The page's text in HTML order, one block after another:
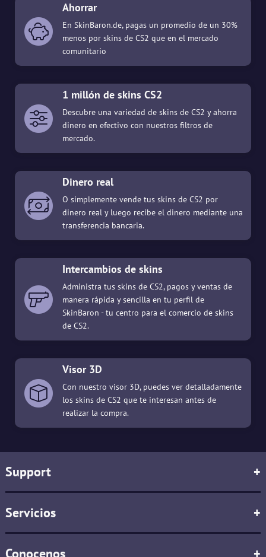
Ahorrar
En SkinBaron.de, pagas un promedio de un 30%
menos por skins de CS2 que en el mercado
comunitario
1 millón de skins CS2
Descubre una variedad de skins de CS2 y ahorra
dinero en efectivo con nuestros filtros de
mercado.
Dinero real
O simplemente vende tus skins de CS2 por
dinero real y luego recibe el dinero mediante una
transferencia bancaria.
Intercambios de skins
Administra tus skins de CS2, pagos y ventas de
manera rápida y sencilla en tu perfil de
SkinBaron - tu centro para el comercio de skins
de CS2.
Visor 3D
Con nuestro visor 3D, puedes ver detalladamente
los skins de CS2 que te interesan antes de
realizar la compra.
Support +
Servicios +
Conocenos +